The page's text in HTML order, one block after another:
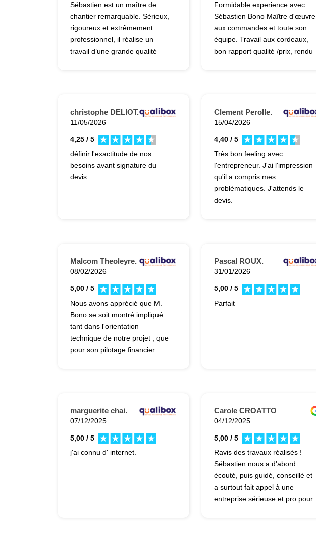
Sébastien est un maître de
chantier remarquable. Sérieux,
rigoureux et extrêmement
professionnel, il réalise un
travail d’une grande qualité
relation de confiance tout au
long du chantier. Son
l’organisation et sa bonne
humeur font toute la différence.
Le résultat est à la hauteur des
attentes, voire au-delà. Je
Formidable experience avec
Sébastien Bono Maître d'œuvre
aux commandes et toute son
équipe. Travail aux cordeaux,
bon rapport qualité /prix, rendu
christophe DELIOT.
11/05/2026
4,25 / 5
définir l'exactitude de nos
besoins avant signature du
devis
Clement Perolle.
15/04/2026
4,40 / 5
Très bon feeling avec
l'entrepreneur. J'ai l'impression
qu'il a compris mes
problématiques. J'attends le
devis.
Malcom Theoleyre.
08/02/2026
5,00 / 5
Nous avons apprécié que M.
Bono se soit montré impliqué
tant dans l'orientation
technique de notre projet , que
pour son pilotage financier.
Pascal ROUX.
31/01/2026
5,00 / 5
Parfait
marguerite chai.
07/12/2025
5,00 / 5
j'ai connu d' internet.
Carole CROATTO
04/12/2025
5,00 / 5
Ravis des travaux réalisés !
Sébastien nous a d'abord
écouté, puis guidé, conseillé et
a surtout fait appel à une
entreprise sérieuse et pro pour